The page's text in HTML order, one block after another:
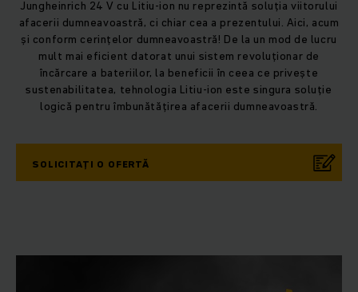
Jungheinrich 24 V cu Litiu-ion nu reprezintă soluția viitorului
afacerii dumneavoastră, ci chiar cea a prezentului. Aici, acum
și conform cerințelor dumneavoastră! De la un mod de lucru
mult mai eficient datorat unui sistem revoluționar de
încărcare a bateriilor, la beneficii în ceea ce privește
sustenabilitatea, tehnologia Litiu-ion este singura soluție
logică pentru îmbunătățirea afacerii dumneavoastră.
SOLICITAȚI O OFERTĂ